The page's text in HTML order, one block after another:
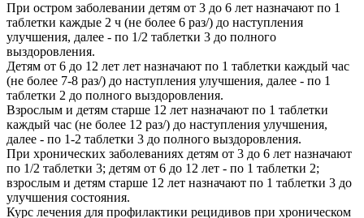
При остром заболевании детям от 3 до 6 лет назначают по 1
таблетки каждые 2 ч (не более 6 раз/) до наступления
улучшения, далее - по 1/2 таблетки 3 до полного
выздоровления.
Детям от 6 до 12 лет лет назначают по 1 таблетки каждый час
(не более 7-8 раз/) до наступления улучшения, далее - по 1
таблетки 2 до полного выздоровления.
Взрослым и детям старше 12 лет назначают по 1 таблетки
каждый час (не более 12 раз/) до наступления улучшения,
далее - по 1-2 таблетки 3 до полного выздоровления.
При хронических заболеваниях детям от 3 до 6 лет назначают
по 1/2 таблетки 3; детям от 6 до 12 лет - по 1 таблетки 2;
взрослым и детям старше 12 лет назначают по 1 таблетки 3 до
улучшения состояния.
Курс лечения для профилактики рецидивов при хроническом